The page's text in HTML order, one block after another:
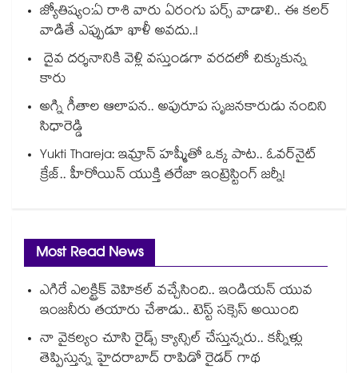
జ్యోతిష్యం:ఏ రాశి వారు ఏరంగు పర్స్ వాడాలి.. ఈ కలర్
వాడితే ఎప్పుడూ ఖాళీ అవదు..!
దైవ దర్శనానికి వెళ్లి వస్తుండగా వరదలో చిక్కుకున్న
కారు
అగ్ని గీతాల ఆలాపన.. అపురూప సృజనకారుడు నందిని
సిధారెడ్డి
Yukti Thareja: ఇమ్రాన్ హష్మీతో ఒక్క పాట.. ఓవర్‌నైట్
క్రేజ్.. హీరోయిన్ యుక్తి తరేజా ఇంట్రెస్టింగ్ జర్నీ!
Most Read News
ఎగిరే ఎలక్ట్రిక్ వెహికల్ వచ్చేసింది.. ఇండియన్ యువ
ఇంజనీరు తయారు చేశాడు.. టెస్ట్ సక్సెస్ అయింది
నా వైకల్యం చూసి రైడ్స్ క్యాన్సిల్ చేస్తున్నరు.. కన్నీళ్లు
తెప్పిస్తున్న హైదరాబాద్ రాపిడో రైడర్ గాథ